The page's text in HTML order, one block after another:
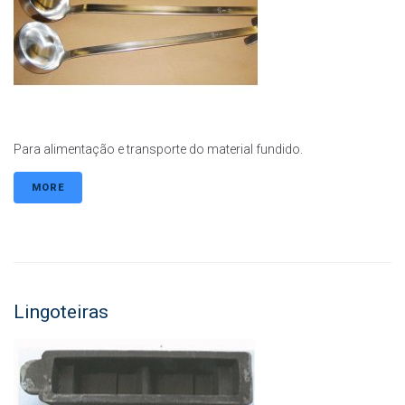
Para alimentação e transporte do material fundido.
MORE
Lingoteiras